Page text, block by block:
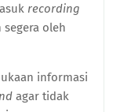
recording
oleh
informasi
agar tidak